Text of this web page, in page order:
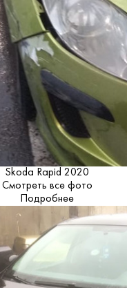
Skoda Rapid 2020
Смотреть все фото
Подробнее